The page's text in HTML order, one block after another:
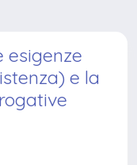
esigenze
e la